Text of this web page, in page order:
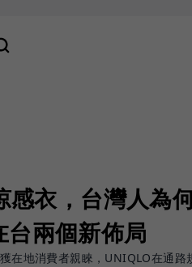
衣，台灣人為
兩個新佈局
在地消費者親睞，UNIQLO在通路